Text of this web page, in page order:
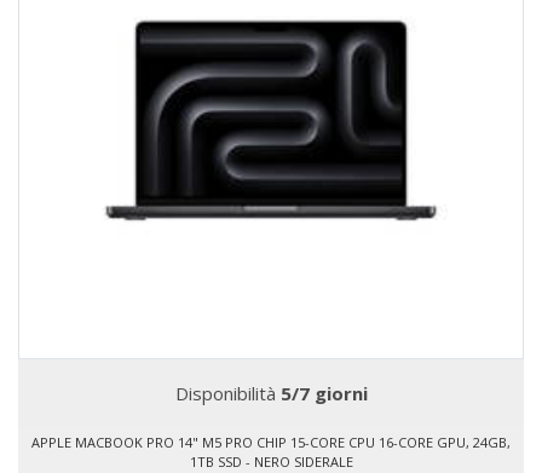
Disponibilità 5/7 giorni
APPLE MACBOOK PRO 14" M5 PRO CHIP 15-CORE CPU 16-CORE GPU, 24GB,
1TB SSD - NERO SIDERALE